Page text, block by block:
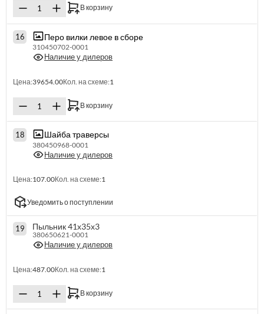
В корзину
16 Перо вилки левое в сборе
310450702-0001
Наличие у дилеров
Цена:39654.00Кол. на схеме:1
В корзину
18 Шайба траверсы
380450968-0001
Наличие у дилеров
Цена:107.00Кол. на схеме:1
Уведомить о поступлении
19 Пыльник 41х35х3
380650621-0001
Наличие у дилеров
Цена:487.00Кол. на схеме:1
В корзину